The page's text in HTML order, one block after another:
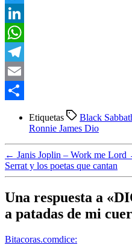
Twitter
LinkedIn
WhatsApp
Telegram
Email
Etiquetas Black
Ronnie James Dio
← Janis Joplin – Work me Lord
Serrat y los poetas que cantan
Una respuesta a
a patadas de mi
Bitacoras.comdice: